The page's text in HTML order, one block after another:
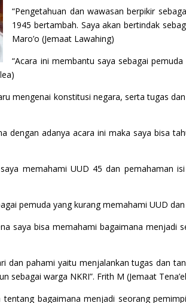
“Pengetahuan dan wawasan berpikir
1945 bertambah. Saya akan bertindak
Maro’o (Jemaat Lawahing)
“Acara ini membantu saya sebagai
mengenai konstitusi negara, serta tugas
dengan adanya acara ini maka saya bisa
memahami UUD 45 dan pemahaman
pemuda yang kurang memahami UUD
saya bisa memahami bagaimana menjadi
dan pahami yaitu menjalankan tugas dan
sebagai warga NKRI”. Frith M (Jemaat
bagaimana menjadi seorang